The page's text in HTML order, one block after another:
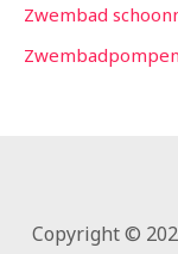
Zwembad
Zwembadpompen
Copyright ©